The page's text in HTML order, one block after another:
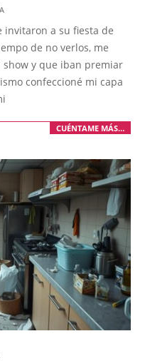
invitaron a su fiesta de
de no verlos, me
y que iban premiar
confeccioné mi capa
CUÉNTAME MÁS…